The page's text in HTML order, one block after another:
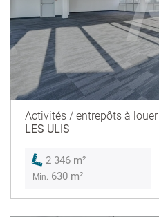
Activités / entrepôts à louer
LES ULIS
2 346 m²
Min. 630 m²